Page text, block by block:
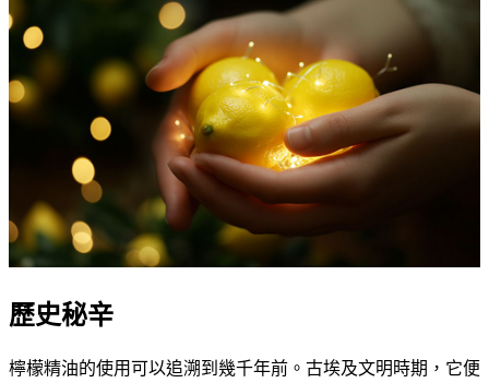
歷史秘辛
檸檬精油的使用可以追溯到幾千年前。古埃及文明時期，它便